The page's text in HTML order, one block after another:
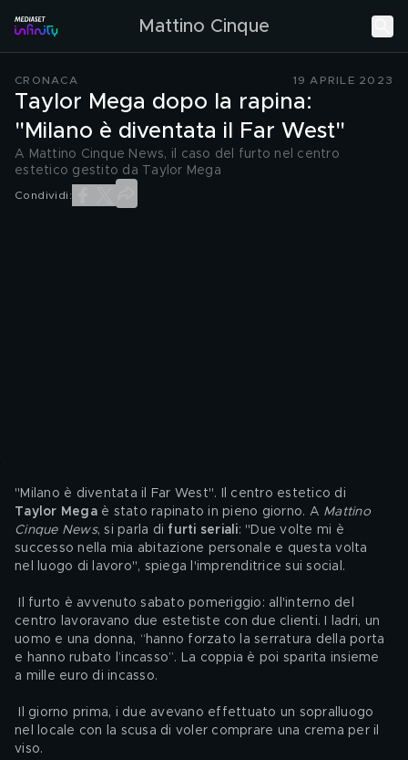
Mattino Cinque
CRONACA 19 APRILE 2023
Taylor Mega dopo la rapina:
"Milano è diventata il Far West"
A Mattino Cinque News, il caso del furto nel centro
estetico gestito da Taylor Mega
Condividi:
"Milano è diventata il Far West". Il centro estetico di
Taylor Mega è stato rapinato in pieno giorno. A Mattino
Cinque News, si parla di furti seriali: "Due volte mi è
successo nella mia abitazione personale e questa volta
nel luogo di lavoro", spiega l'imprenditrice sui social.
centro lavoravano due estetiste con due clienti. I ladri, un
uomo e una donna, “hanno forzato la serratura della porta
e hanno rubato l’incasso”. La coppia è poi sparita insieme
a mille euro di incasso.
nel locale con la scusa di voler comprare una crema per il
viso.